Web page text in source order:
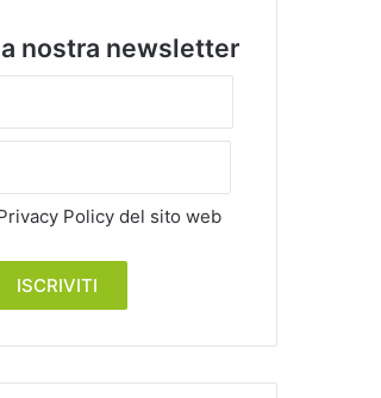
nostra newsletter
Policy del sito web